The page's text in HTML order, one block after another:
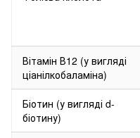
Вітамін В12 (у вигляді
ціанілкобаламіна)
Біотин (у вигляді d-
біотину)